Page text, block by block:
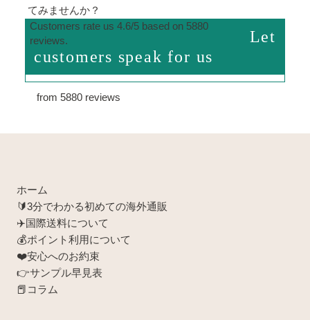
てみませんか？
Customers rate us 4.6/5 based on 5880
reviews.
Let
customers speak for us
from 5880 reviews
ホーム
🔰3分でわかる初めての海外通販
✈️国際送料について
💰ポイント利用について
❤️安心へのお約束
👉サンプル早見表
📕コラム